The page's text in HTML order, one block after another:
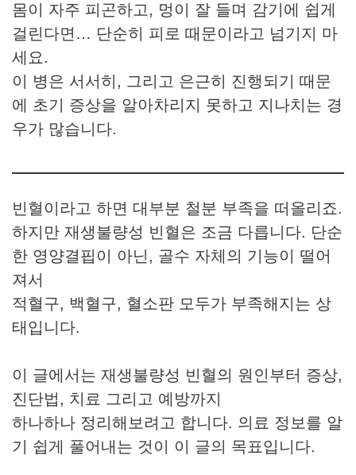
몸이 자주 피곤하고, 멍이 잘 들며 감기에 쉽게
걸린다면… 단순히 피로 때문이라고 넘기지 마
세요.
이 병은 서서히, 그리고 은근히 진행되기 때문
에 초기 증상을 알아차리지 못하고 지나치는 경
우가 많습니다.
빈혈이라고 하면 대부분 철분 부족을 떠올리죠.
하지만 재생불량성 빈혈은 조금 다릅니다. 단순
한 영양결핍이 아닌, 골수 자체의 기능이 떨어
져서
적혈구, 백혈구, 혈소판 모두가 부족해지는 상
태입니다.
이 글에서는 재생불량성 빈혈의 원인부터 증상,
진단법, 치료 그리고 예방까지
하나하나 정리해보려고 합니다. 의료 정보를 알
기 쉽게 풀어내는 것이 이 글의 목표입니다.